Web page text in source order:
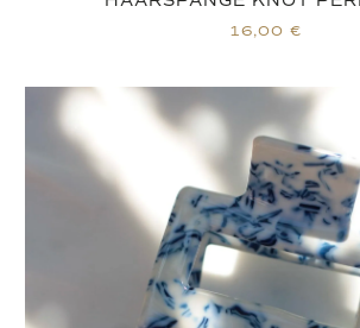
16,00 €